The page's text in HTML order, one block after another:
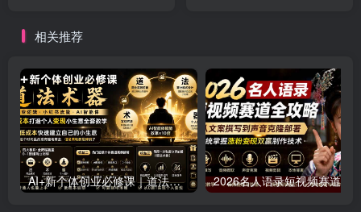
相关推荐
AI+新个体创业必修课｜道法术器｜商业逻辑·小红书流量·AI智能体｜低成本打造个人变现小生意全套教学